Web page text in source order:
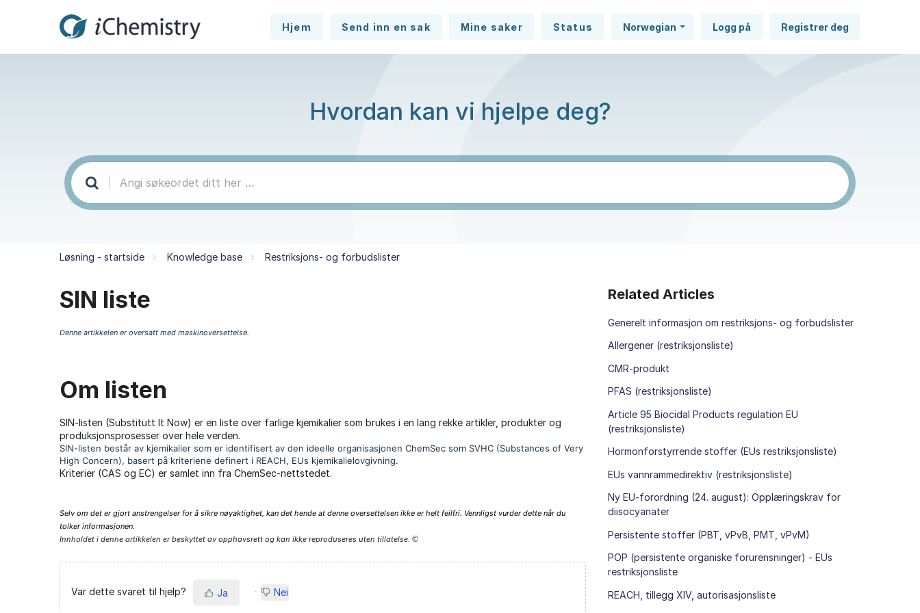
Hjem Send inn en sak Mine saker Status Norwegian Logg på Registrer deg
Hvordan kan vi hjelpe deg?
Løsning - startside Knowledge base Restriksjons- og forbudslister
SIN liste
Denne artikkelen er oversatt med maskinoversettelse.
Om listen
SIN-listen (Substitutt It Now) er en liste over farlige kjemikalier som brukes i en lang rekke artikler, produkter og
produksjonsprosesser over hele verden.
SIN-listen består av kjemikalier som er identifisert av den ideelle organisasjonen ChemSec som SVHC (Substances of Very
High Concern), basert på kriteriene definert i REACH, EUs kjemikalielovgivning.
Kriterier (CAS og EC) er samlet inn fra ChemSec-nettstedet.
Selv om det er gjort anstrengelser for å sikre nøyaktighet, kan det hende at denne oversettelsen ikke er helt feilfri. Vennligst vurder dette når du
tolker informasjonen.
Innholdet i denne artikkelen er beskyttet av opphavsrett og kan ikke reproduseres uten tillatelse. ©
Var dette svaret til hjelp? Ja Nei
Related Articles
Generelt informasjon om restriksjons- og forbudslister
Allergener (restriksjonsliste)
CMR-produkt
PFAS (restriksjonsliste)
Article 95 Biocidal Products regulation EU
(restriksjonsliste)
Hormonforstyrrende stoffer (EUs restriksjonsliste)
EUs vannrammedirektiv (restriksjonsliste)
Ny EU-forordning (24. august): Opplæringskrav for
diisocyanater
Persistente stoffer (PBT, vPvB, PMT, vPvM)
POP (persistente organiske forurensninger) - EUs
restriksjonsliste
REACH, tillegg XIV, autorisasjonsliste